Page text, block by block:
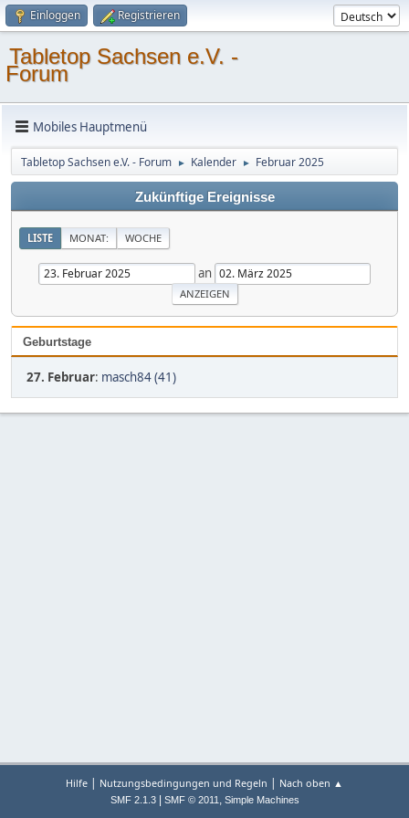
Einloggen Registrieren
Tabletop Sachsen e.V. -
Forum
Mobiles Hauptmenü
Tabletop Sachsen e.V. - Forum ► Kalender ► Februar 2025
Zukünftige Ereignisse
LISTE MONAT: WOCHE
an
Geburtstage
27. Februar: masch84 (41)
Hilfe | Nutzungsbedingungen und Regeln | Nach oben ▲
SMF 2.1.3| SMF © 2011, Simple Machines